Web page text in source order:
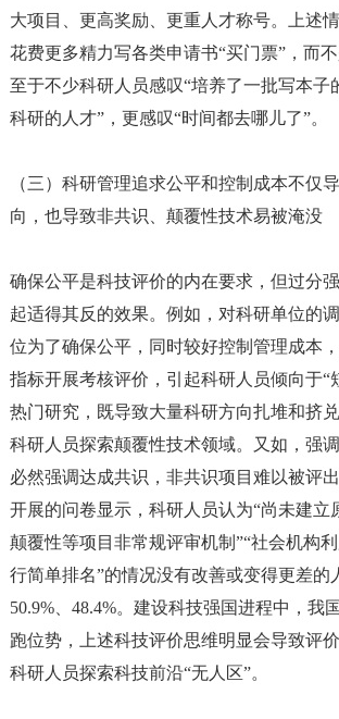
大项目、更高奖励、更重人才称号。上述
花费更多精力写各类申请书“买门票”，而
至于不少科研人员感叹“培养了一批写本子
科研的人才”，更感叹“时间都去哪儿了”。
（三）科研管理追求公平和控制成本不仅
向，也导致非共识、颠覆性技术易被淹没
确保公平是科技评价的内在要求，但过分
起适得其反的效果。例如，对科研单位的
位为了确保公平，同时较好控制管理成本
指标开展考核评价，引起科研人员倾向于“
热门研究，既导致大量科研方向扎堆和挤
科研人员探索颠覆性技术领域。又如，强
必然强调达成共识，非共识项目难以被评
开展的问卷显示，科研人员认为“尚未建立
颠覆性等项目非常规评审机制”“社会机构
行简单排名”的情况没有改善或变得更差的
50.9%、48.4%。建设科技强国进程中，我
跑位势，上述科技评价思维明显会导致评
科研人员探索科技前沿“无人区”。